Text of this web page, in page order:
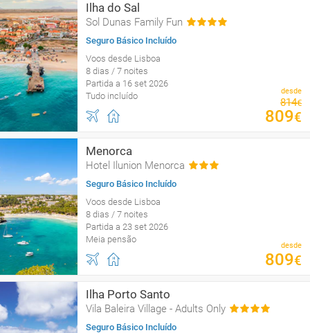
Ilha do Sal
Sol Dunas Family Fun
Seguro Básico Incluído
Voos desde Lisboa
8 dias / 7 noites
Partida a 16 set 2026
Tudo incluído
desde
814€
809€
Menorca
Hotel Ilunion Menorca
Seguro Básico Incluído
Voos desde Lisboa
8 dias / 7 noites
Partida a 23 set 2026
Meia pensão
desde
809€
Ilha Porto Santo
Vila Baleira Village - Adults Only
Seguro Básico Incluído